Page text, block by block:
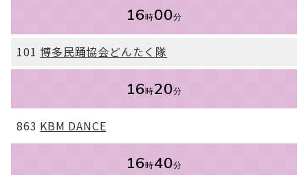
16時00分
101 博多民踊協会どんたく隊
16時20分
863 KBM DANCE
16時40分